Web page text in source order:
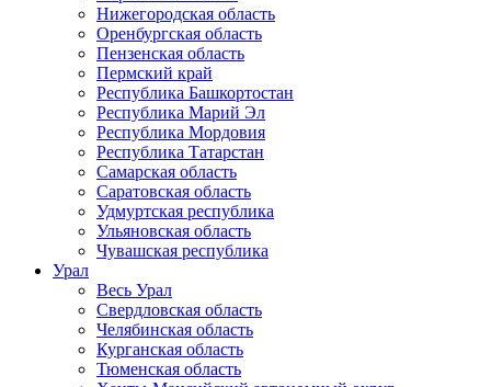
Нижегородская область
Оренбургская область
Пензенская область
Пермский край
Республика Башкортостан
Республика Марий Эл
Республика Мордовия
Республика Татарстан
Самарская область
Саратовская область
Удмуртская республика
Ульяновская область
Чувашская республика
Урал
Весь Урал
Свердловская область
Челябинская область
Курганская область
Тюменская область